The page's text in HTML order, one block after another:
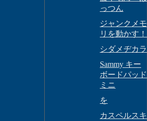
っつん
ジャンクメモ
リを動かす！
シダメヂカラ
Sammy キー
ボードパッド
ミニ
を
カスペルスキ